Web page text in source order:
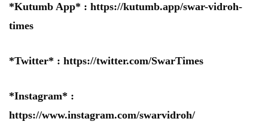
*Kutumb App* : https://kutumb.app/swar-vidroh-
times
*Twitter* : https://twitter.com/SwarTimes
*Instagram* :
https://www.instagram.com/swarvidroh/